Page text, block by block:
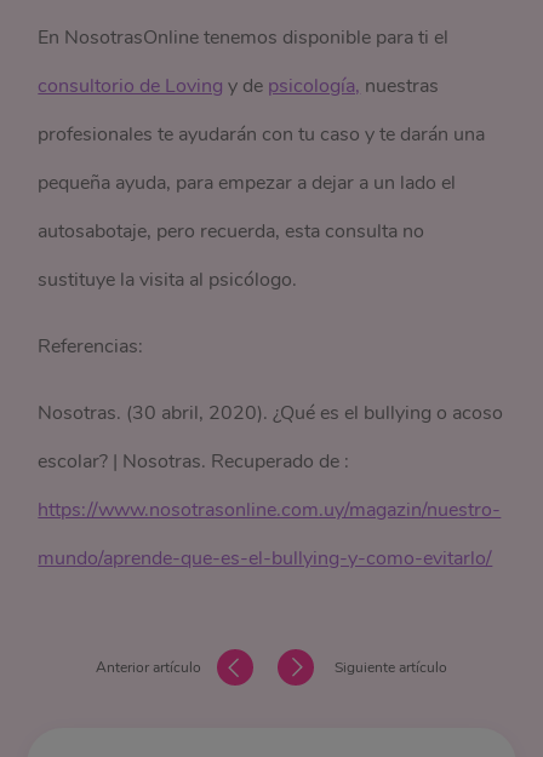
En NosotrasOnline tenemos disponible para ti el
consultorio de Loving y de psicología, nuestras
profesionales te ayudarán con tu caso y te darán una
pequeña ayuda, para empezar a dejar a un lado el
autosabotaje, pero recuerda, esta consulta no
sustituye la visita al psicólogo.
Referencias:
Nosotras. (30 abril, 2020). ¿Qué es el bullying o acoso
escolar? | Nosotras. Recuperado de :
https://www.nosotrasonline.com.uy/magazin/nuestro-
mundo/aprende-que-es-el-bullying-y-como-evitarlo/
Anterior artículo Siguiente artículo